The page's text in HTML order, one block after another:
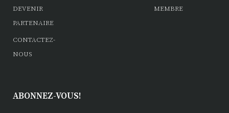
DEVENIR
PARTENAIRE
CONTACTEZ-
NOUS
MEMBRE
ABONNEZ-VOUS!